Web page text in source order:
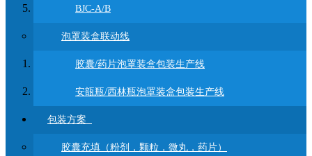
BJC-A/B
泡罩装盒联动线
胶囊/药片泡罩装盒包装生产线
安瓿瓶/西林瓶泡罩装盒包装生产线
包装方案
胶囊充填（粉剂，颗粒，微丸，药片）